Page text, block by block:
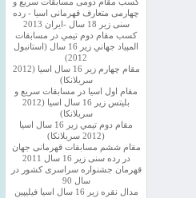
کسب مقام دومی مسابقات سریع و
چهارمی متعارف قهرمانی اسیا - رده
سنی زیر 18 سال -ایران 2013
كسب مقام دوم تيمي در مسابقات
المپياد جهاني زير 16 سال (استانبول
2012)
مقام چهارم زير 16 سال اسيا (2012
سريلانكا)
مقام اول اسيا در مسابقات سريع و
بليتس زير 16 سال اسيا (2012
سريلانكا)
مقام دوم تيمي زير 16 سال اسيا
(2012 سريلانكا)
مقام ششم مسابقات قهرمانی جهان
در رده سنی زیر 16 سال 2011
قهرمان جشنواره سراسری کشور در
سال 90
مدال نقره زیر 16 سال اسیا فیلیپین